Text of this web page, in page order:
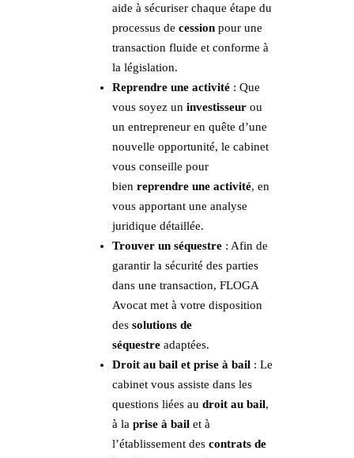
aide à sécuriser chaque étape du
processus de cessionpour une
transaction fluide et conforme à
la législation.
Reprendre une activité: Que
vous soyez un investisseurou
un entrepreneur en quête d’une
nouvelle opportunité, le cabinet
vous conseille pour
bien reprendre une activité, en
vous apportant une analyse
juridique détaillée.
Trouver un séquestre: Afin de
garantir la sécurité des parties
dans une transaction, FLOGA
Avocat met à votre disposition
des solutions de
séquestreadaptées.
Droit au bail et prise à bail: Le
cabinet vous assiste dans les
questions liées au droit au bail,
à la prise à bailet à
l’établissement des contrats de